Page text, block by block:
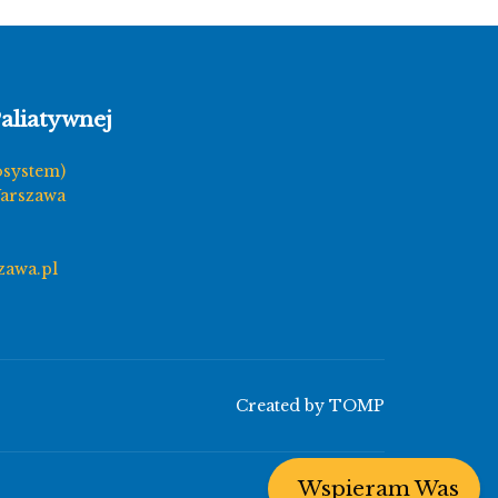
Created by TOMP
Wspieram Was